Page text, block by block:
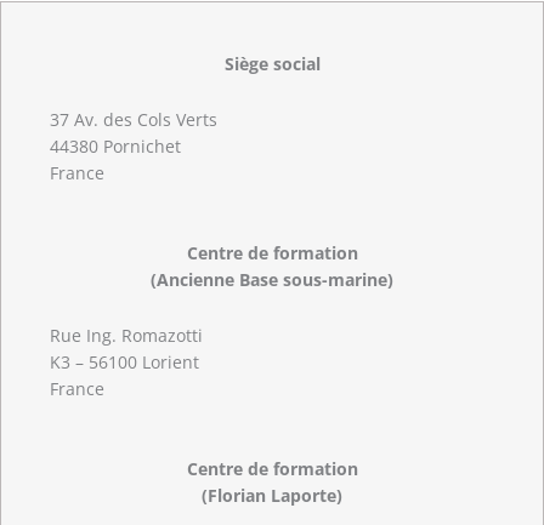
Siège social
37 Av. des Cols Verts
44380 Pornichet
France
Centre de formation
(Ancienne Base sous-marine)
Rue Ing. Romazotti
K3 – 56100 Lorient
France
Centre de formation
(Florian Laporte)